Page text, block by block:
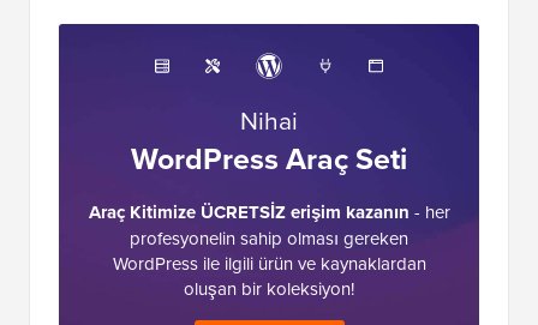
Nihai
WordPress Araç Seti
Araç Kitimize ÜCRETSİZ erişim kazanın - her
profesyonelin sahip olması gereken
WordPress ile ilgili ürün ve kaynaklardan
oluşan bir koleksiyon!